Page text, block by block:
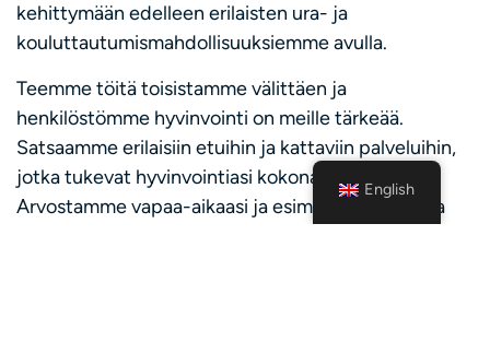
kehittymään edelleen erilaisten ura- ja
kouluttautumismahdollisuuksiemme avulla.
Teemme töitä toisistamme välittäen ja
henkilöstömme hyvinvointi on meille tärkeää.
Satsaamme erilaisiin etuihin ja kattaviin palveluihin,
jotka tukevat hyvinvointiasi kokonaisvaltaisesti.
Arvostamme vapaa-aikaasi ja esimerkiksi joustava
English